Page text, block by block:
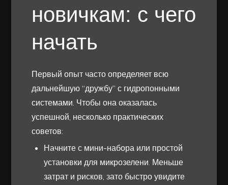
новичкам: с чего
начать
Первый опыт часто определяет всю
дальнейшую “дружбу” с гидропонными
системами. Чтобы она оказалась
успешной, несколько практических
советов:
Начните с мини-набора или простой
установки для микрозелени. Меньше
затрат и рисков, зато быстро увидите